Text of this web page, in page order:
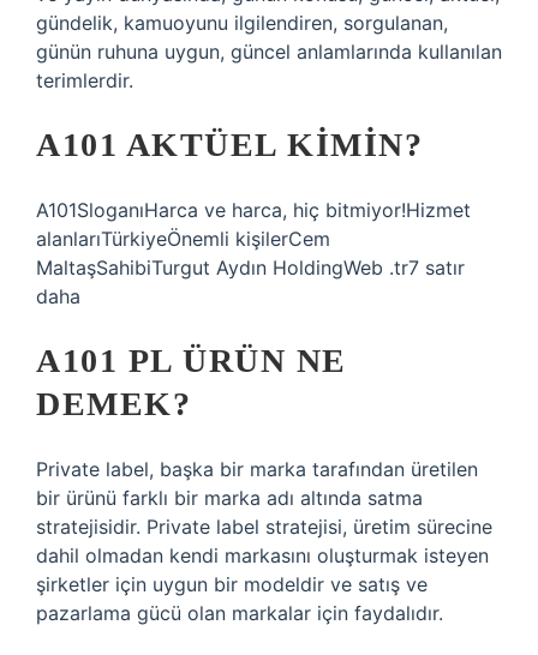
gündelik, kamuoyunu ilgilendiren, sorgulanan,
günün ruhuna uygun, güncel anlamlarında kullanılan
terimlerdir.
A101 AKTÜEL KIMIN?
A101SloganıHarca ve harca, hiç bitmiyor!Hizmet
alanlarıTürkiyeÖnemli kişilerCem
MaltaşSahibiTurgut Aydın HoldingWeb .tr7 satır
daha
A101 PL ÜRÜN NE
DEMEK?
Private label, başka bir marka tarafından üretilen
bir ürünü farklı bir marka adı altında satma
stratejisidir. Private label stratejisi, üretim sürecine
dahil olmadan kendi markasını oluşturmak isteyen
şirketler için uygun bir modeldir ve satış ve
pazarlama gücü olan markalar için faydalıdır.